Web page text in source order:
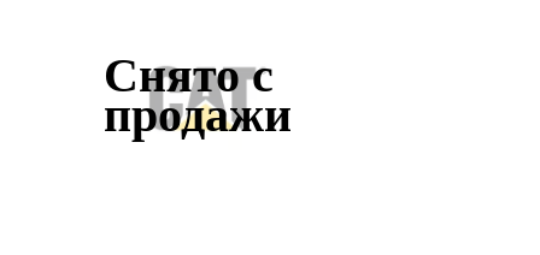
Снято с
продажи